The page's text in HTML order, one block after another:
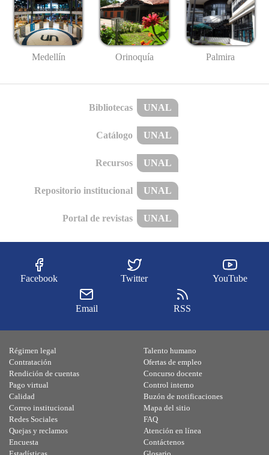
Medellín Orinoquía Palmira
Bibliotecas UNAL
Catálogo UNAL
Recursos UNAL
Repositorio institucional UNAL
Portal de revistas UNAL
Facebook Twitter YouTube
Email RSS
Régimen legal
Contratación
Rendición de cuentas
Pago virtual
Calidad
Talento humano
Ofertas de empleo
Concurso docente
Control interno
Buzón de notificaciones
Correo institucional
Redes Sociales
Quejas y reclamos
Encuesta
Mapa del sitio
FAQ
Atención en línea
Contáctenos